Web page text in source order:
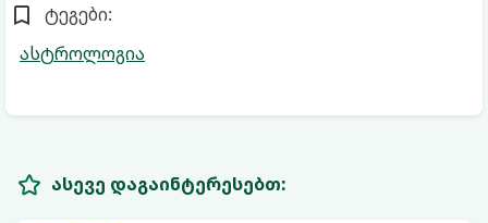
ტეგები:
ასტროლოგია
ასევე დაგაინტერესებთ: